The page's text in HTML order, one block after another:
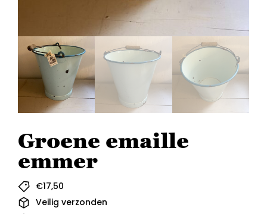
Groene emaille
emmer
€17,50
Veilig verzonden